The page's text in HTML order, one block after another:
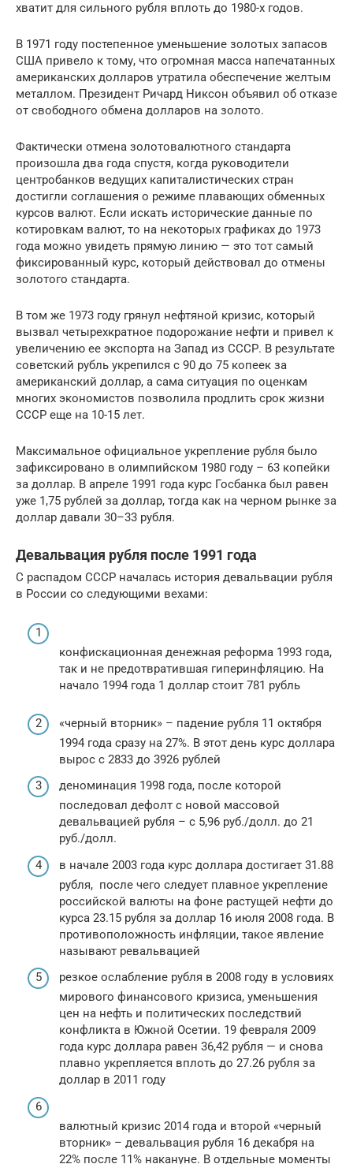
хватит для сильного рубля вплоть до 1980-х годов.
В 1971 году постепенное уменьшение золотых запасов
США привело к тому, что огромная масса напечатанных
американских долларов утратила обеспечение желтым
металлом. Президент Ричард Никсон объявил об отказе
от свободного обмена долларов на золото.
Фактически отмена золотовалютного стандарта
произошла два года спустя, когда руководители
центробанков ведущих капиталистических стран
достигли соглашения о режиме плавающих обменных
курсов валют. Если искать исторические данные по
котировкам валют, то на некоторых графиках до 1973
года можно увидеть прямую линию — это тот самый
фиксированный курс, который действовал до отмены
золотого стандарта.
В том же 1973 году грянул нефтяной кризис, который
вызвал четырехкратное подорожание нефти и привел к
увеличению ее экспорта на Запад из СССР. В результате
советский рубль укрепился с 90 до 75 копеек за
американский доллар, а сама ситуация по оценкам
многих экономистов позволила продлить срок жизни
СССР еще на 10-15 лет.
Максимальное официальное укрепление рубля было
зафиксировано в олимпийском 1980 году – 63 копейки
за доллар. В апреле 1991 года курс Госбанка был равен
уже 1,75 рублей за доллар, тогда как на черном рынке за
доллар давали 30–33 рубля.
Девальвация рубля после 1991 года
С распадом СССР началась история девальвации рубля
в России со следующими вехами:
конфискационная денежная реформа 1993 года,
так и не предотвратившая гиперинфляцию. На
начало 1994 года 1 доллар стоит 781 рубль
«черный вторник» – падение рубля 11 октября
1994 года сразу на 27%. В этот день курс доллара
вырос с 2833 до 3926 рублей
деноминация 1998 года, после которой
последовал дефолт с новой массовой
девальвацией рубля – с 5,96 руб./долл. до 21
руб./долл.
в начале 2003 года курс доллара достигает 31.88
рубля, после чего следует плавное укрепление
российской валюты на фоне растущей нефти до
курса 23.15 рубля за доллар 16 июля 2008 года. В
противоположность инфляции, такое явление
называют ревальвацией
резкое ослабление рубля в 2008 году в условиях
мирового финансового кризиса, уменьшения
цен на нефть и политических последствий
конфликта в Южной Осетии. 19 февраля 2009
года курс доллара равен 36,42 рубля — и снова
плавно укрепляется вплоть до 27.26 рубля за
доллар в 2011 году
валютный кризис 2014 года и второй «черный
вторник» – девальвация рубля 16 декабря на
22% после 11% накануне. В отдельные моменты